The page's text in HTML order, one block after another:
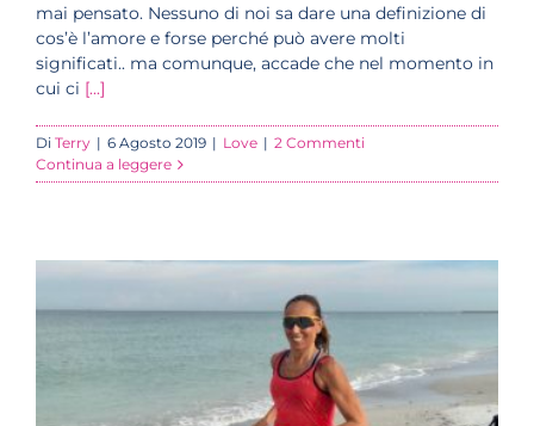
mai pensato. Nessuno di noi sa dare una definizione di
cos’è l’amore e forse perché può avere molti
significati.. ma comunque, accade che nel momento in
cui ci [...]
Di Terry | 6 Agosto 2019 | Love | 2 Commenti
Continua a leggere